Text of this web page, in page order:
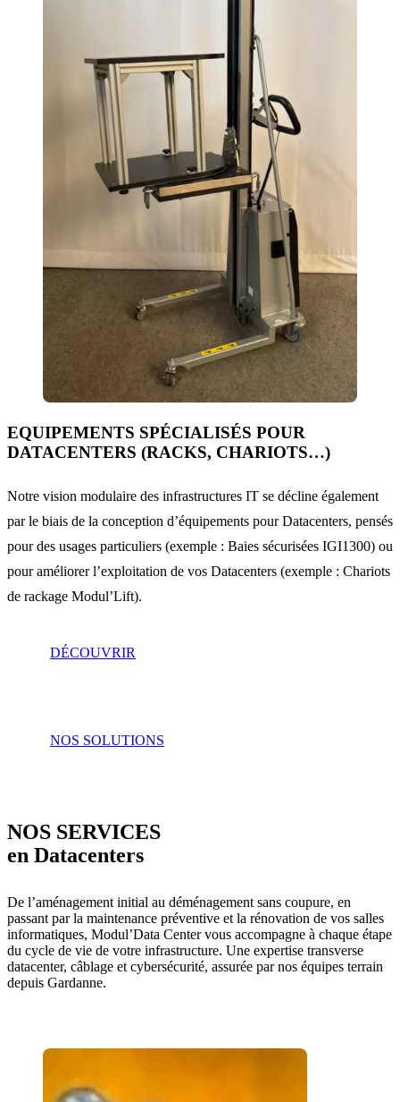
EQUIPEMENTS SPÉCIALISÉS POUR
DATACENTERS (RACKS, CHARIOTS…)
Notre vision modulaire des infrastructures IT se décline également
par le biais de la conception d’équipements pour Datacenters, pensés
pour des usages particuliers (exemple : Baies sécurisées IGI1300) ou
pour améliorer l’exploitation de vos Datacenters (exemple : Chariots
de rackage Modul’Lift).
DÉCOUVRIR
NOS SOLUTIONS
NOS SERVICES
en Datacenters
De l’aménagement initial au déménagement sans coupure, en
passant par la maintenance préventive et la rénovation de vos salles
informatiques, Modul’Data Center vous accompagne à chaque étape
du cycle de vie de votre infrastructure. Une expertise transverse
datacenter, câblage et cybersécurité, assurée par nos équipes terrain
depuis Gardanne.